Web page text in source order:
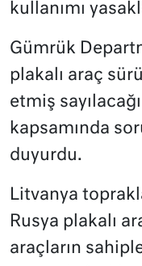
kullanımı
Gümrük
plakalı araç
etmiş
kapsamında
duyurdu.
Litvanya
Rusya plakalı
araçların